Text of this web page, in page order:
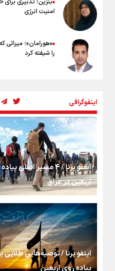
بنزین؛ تدبیری
امنیت انرژی
«هورامان»؛ میراثی
را شیفته کرد
رسانه ملی و حق
شنیدن صدای
روایت ایران از کنار
از طلوع خیابان‌ها تا
اشک
جمله‌ای که بغض
را شکست؛ «آهای مردم،
اینفوگرافی
اینفو برنا / ۴ مسیر اصلی
اربعین در عراق
اینفو برنا / توصیه‌هایی طلایی
پیاده روی اربعین